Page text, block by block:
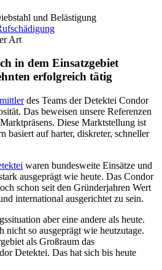
und Belästigung
Art
in dem Einsatzgebiet
erfolgreich tätig
des Teams der Detektei Condor
Das beweisen unsere Referenzen
Diese Marktstellung ist
basiert auf harter, diskreter, schneller
waren bundesweite Einsätze und
ausgeprägt wie heute. Das Condor
schon seit den Gründerjahren Wert
international ausgerichtet zu sein.
aber eine andere als heute.
so ausgeprägt wie heutzutage.
als Großraum das
Detektei. Das hat sich bis heute